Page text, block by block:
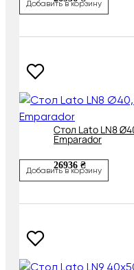
Добавить в корзину
Cтол Lato LN8
Emparador
26936 ₴
Добавить в корзину